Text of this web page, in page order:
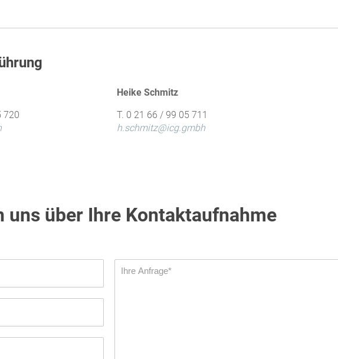
720
Heike Schmitz
T. 0 21 66 / 99 05 711
h.schmitz@icg.gmbh
uns über Ihre Kontaktaufnahme